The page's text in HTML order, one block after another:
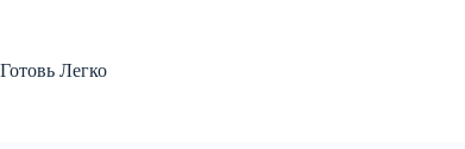
Готовь Легко